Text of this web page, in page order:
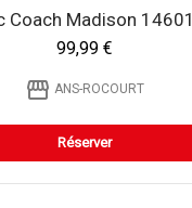
Coach Madison 14601
99,99 €
storefront ANS-ROCOURT
Réserver